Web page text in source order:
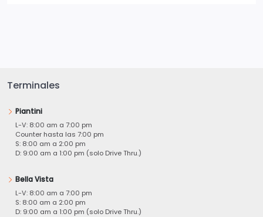
Terminales
Piantini
L-V: 8:00 am a 7:00 pm
Counter hasta las 7:00 pm
S: 8:00 am a 2:00 pm
D: 9:00 am a 1:00 pm (solo Drive Thru.)
Bella Vista
L-V: 8:00 am a 7:00 pm
S: 8:00 am a 2:00 pm
D: 9:00 am a 1:00 pm (solo Drive Thru.)